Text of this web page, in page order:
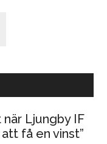
Ljungby IF
få en vinst”